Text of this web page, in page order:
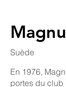
Suède
En 1976,
portes du club